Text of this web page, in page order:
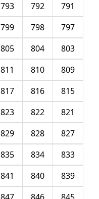
791
792
793
797
798
799
803
804
805
809
810
811
815
816
817
821
822
823
827
828
829
833
834
835
839
840
841